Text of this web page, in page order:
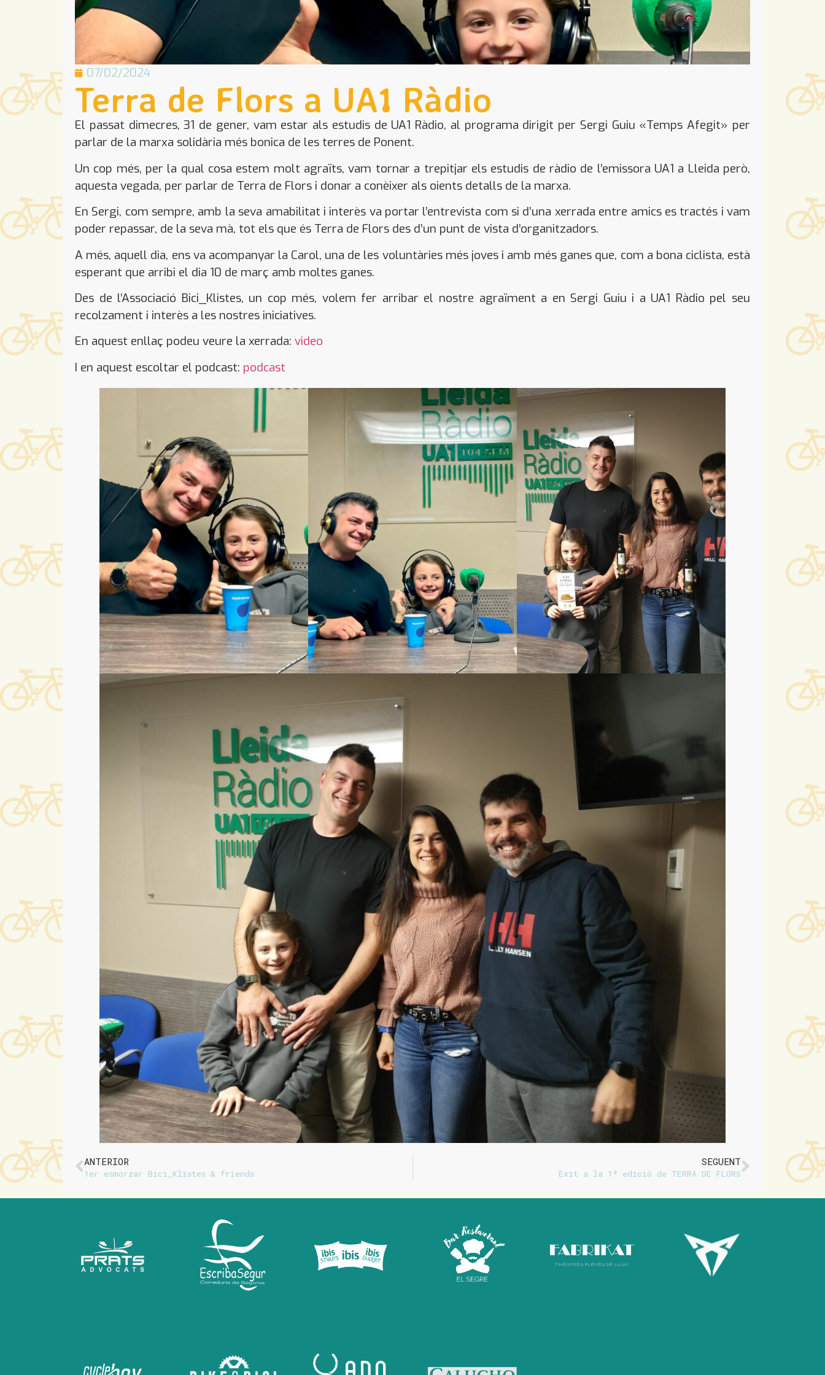
07/02/2024
Terra de Flors a UA1 Ràdio
El passat dimecres, 31 de gener, vam estar als estudis de UA1 Ràdio, al programa dirigit per Sergi Guiu «Temps Afegit» per
parlar de la marxa solidària més bonica de les terres de Ponent.
Un cop més, per la qual cosa estem molt agraïts, vam tornar a trepitjar els estudis de ràdio de l’emissora UA1 a Lleida però,
aquesta vegada, per parlar de Terra de Flors i donar a conèixer als oients detalls de la marxa.
En Sergi, com sempre, amb la seva amabilitat i interès va portar l’entrevista com si d’una xerrada entre amics es tractés i vam
poder repassar, de la seva mà, tot els que és Terra de Flors des d’un punt de vista d’organitzadors.
A més, aquell dia, ens va acompanyar la Carol, una de les voluntàries més joves i amb més ganes que, com a bona ciclista, està
esperant que arribi el dia 10 de març amb moltes ganes.
Des de l’Associació Bici_Klistes, un cop més, volem fer arribar el nostre agraïment a en Sergi Guiu i a UA1 Ràdio pel seu
recolzament i interès a les nostres iniciatives.
En aquest enllaç podeu veure la xerrada: video
I en aquest escoltar el podcast: podcast
ANTERIOR
1er esmorzar Bici_Klistes & friends
SEGUENT
Èxit a la 1ª edició de TERRA DE FLORS